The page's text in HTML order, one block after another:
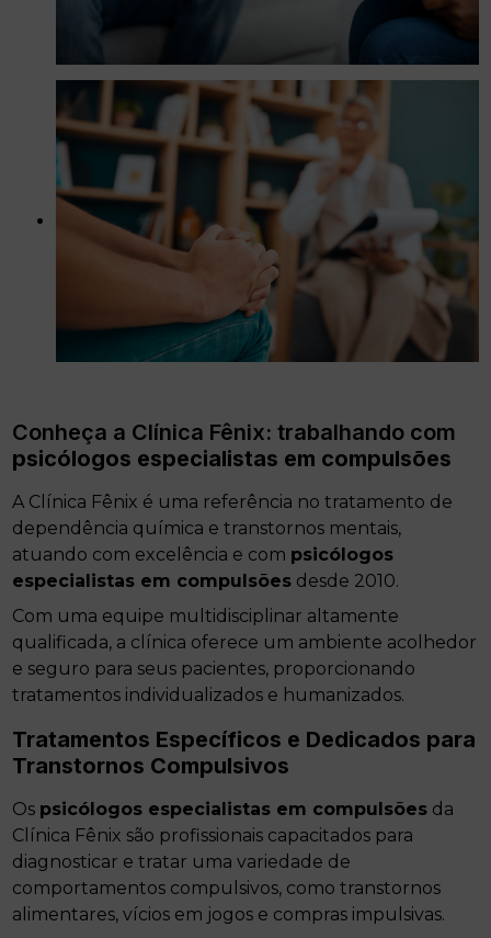
Conheça a Clínica Fênix: trabalhando com
psicólogos especialistas em compulsões
A Clínica Fênix é uma referência no tratamento de
dependência química e transtornos mentais,
atuando com excelência e com psicólogos
especialistas em compulsões desde 2010.
Com uma equipe multidisciplinar altamente
qualificada, a clínica oferece um ambiente acolhedor
e seguro para seus pacientes, proporcionando
tratamentos individualizados e humanizados.
Tratamentos Específicos e Dedicados para
Transtornos Compulsivos
Os psicólogos especialistas em compulsões da
Clínica Fênix são profissionais capacitados para
diagnosticar e tratar uma variedade de
comportamentos compulsivos, como transtornos
alimentares, vícios em jogos e compras impulsivas.